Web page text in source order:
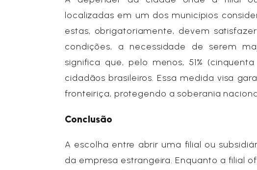
localizadas em um dos municípios
estas, obrigatoriamente, devem
condições, a necessidade de serem
significa que, pelo menos, 51%
cidadãos brasileiros. Essa medida visa
fronteiriça, protegendo a soberania
Conclusão
A escolha entre abrir uma filial ou
da empresa estrangeira. Enquanto a filial